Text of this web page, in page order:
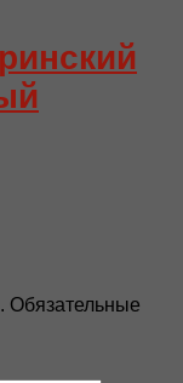
Обязательные